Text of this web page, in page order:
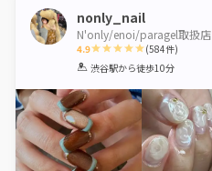
nonly_nail
N'only/enoi/paragel取扱店
4.9
1 2 3 4 5
(584件)
渋谷駅から徒歩10分